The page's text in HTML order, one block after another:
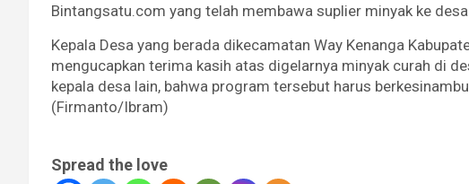
Bintangsatu.com yang telah membawa suplier minyak ke desa
Kepala Desa yang berada dikecamatan Way Kenanga
mengucapkan terima kasih atas digelarnya minyak curah di
kepala desa lain, bahwa program tersebut harus
(Firmanto/Ibram)
Spread the love